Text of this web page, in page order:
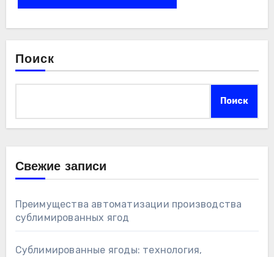
Поиск
Поиск
Свежие записи
Преимущества автоматизации производства
сублимированных ягод
Сублимированные ягоды: технология,